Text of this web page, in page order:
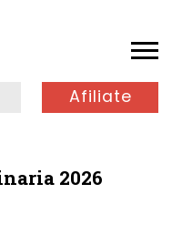
Afiliate
2026